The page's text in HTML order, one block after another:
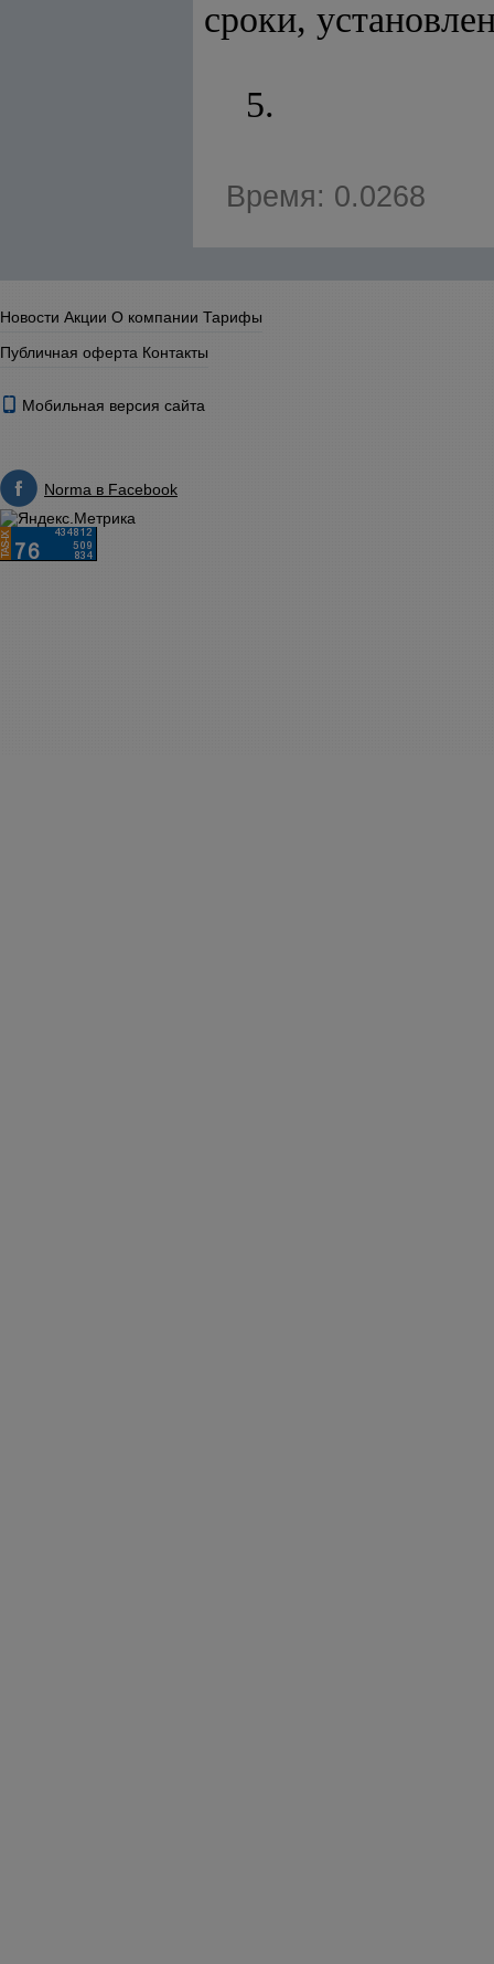
сроки,
5.
Время: 0.0268
Новости Акции О компании Тарифы
Публичная оферта Контакты
Мобильная версия сайта
Norma в Facebook